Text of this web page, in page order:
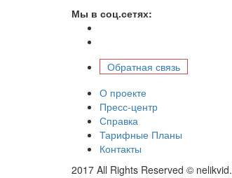
Мы в соц.сетях:
Обратная связь
О проекте
Пресс-центр
Справка
Тарифные Планы
Контакты
2017 All Rights Reserved ©